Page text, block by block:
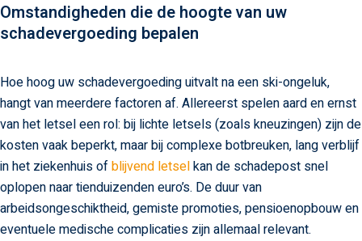
Omstandigheden die de hoogte van uw
schadevergoeding bepalen
Hoe hoog uw schadevergoeding uitvalt na een ski-ongeluk,
hangt van meerdere factoren af. Allereerst spelen aard en ernst
van het letsel een rol: bij lichte letsels (zoals kneuzingen) zijn de
kosten vaak beperkt, maar bij complexe botbreuken, lang verblijf
in het ziekenhuis ofblijvend letselkan de schadepost snel
oplopen naar tienduizenden euro’s. De duur van
arbeidsongeschiktheid, gemiste promoties, pensioenopbouw en
eventuele medische complicaties zijn allemaal relevant.